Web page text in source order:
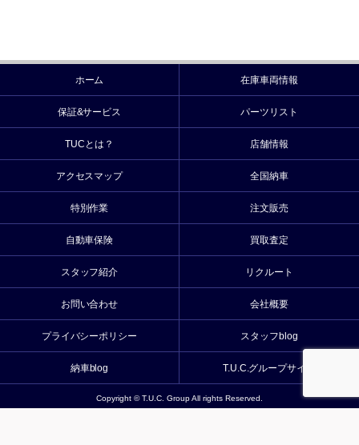
ホーム 在庫車両情報
保証&サービス パーツリスト
TUCとは？ 店舗情報
アクセスマップ 全国納車
特別作業 注文販売
自動車保険 買取査定
スタッフ紹介 リクルート
お問い合わせ 会社概要
プライバシーポリシー スタッフblog
納車blog T.U.C.グループサイト
Copyright © T.U.C. Group All rights Reserved.